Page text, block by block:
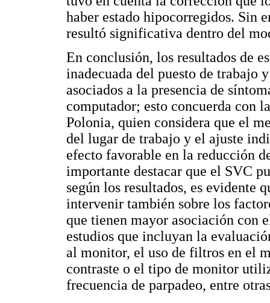
haber estado hipocorregidos. Sin
resultó significativa dentro del
En conclusión, los resultados de
inadecuada del puesto de trabajo
asociados a la presencia de
computador; esto concuerda con
Polonia, quien considera que el
del lugar de trabajo y el ajuste
efecto favorable en la reducción
importante destacar que el SVC
según los resultados, es evidente
intervenir también sobre los
que tienen mayor asociación con
estudios que incluyan la
al monitor, el uso de filtros en el
contraste o el tipo de monitor
frecuencia de parpadeo, entre